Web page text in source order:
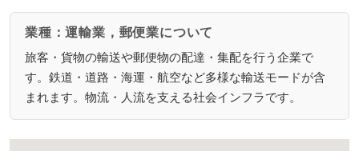
業種：運輸業，郵便業について
旅客・貨物の輸送や郵便物の配達・集配を行う企業で
す。鉄道・道路・海運・航空など多様な輸送モードが含
まれます。物流・人流を支える社会インフラです。